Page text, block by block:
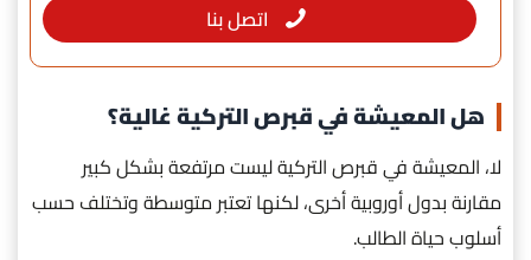
اتصل بنا
هل المعيشة في قبرص التركية غالية؟
لا، المعيشة في قبرص التركية ليست مرتفعة بشكل كبير
مقارنة بدول أوروبية أخرى، لكنها تعتبر متوسطة وتختلف حسب
أسلوب حياة الطالب.